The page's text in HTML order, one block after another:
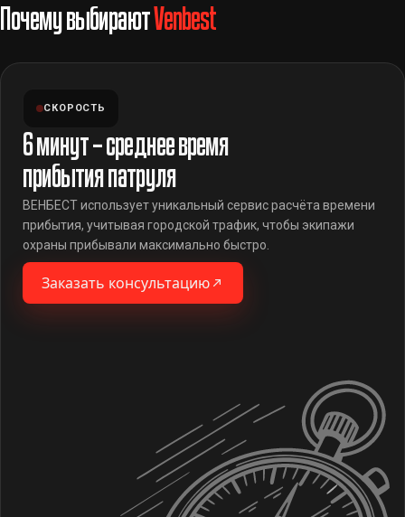
Почему выбираютVenbest
СКОРОСТЬ
6 минут – среднее время
прибытия патруля
ВЕНБЕСТ использует уникальный сервис расчёта времени
прибытия, учитывая городской трафик, чтобы экипажи
охраны прибывали максимально быстро.
Заказать консультацию